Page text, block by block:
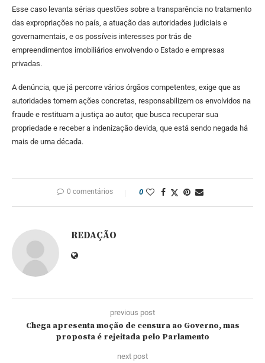
Esse caso levanta sérias questões sobre a transparência no tratamento
das expropriações no país, a atuação das autoridades judiciais e
governamentais, e os possíveis interesses por trás de
empreendimentos imobiliários envolvendo o Estado e empresas
privadas.
A denúncia, que já percorre vários órgãos competentes, exige que as
autoridades tomem ações concretas, responsabilizem os envolvidos na
fraude e restituam a justiça ao autor, que busca recuperar sua
propriedade e receber a indenização devida, que está sendo negada há
mais de uma década.
0 comentários 0
REDAÇÃO
previous post
Chega apresenta moção de censura ao Governo, mas
proposta é rejeitada pelo Parlamento
next post